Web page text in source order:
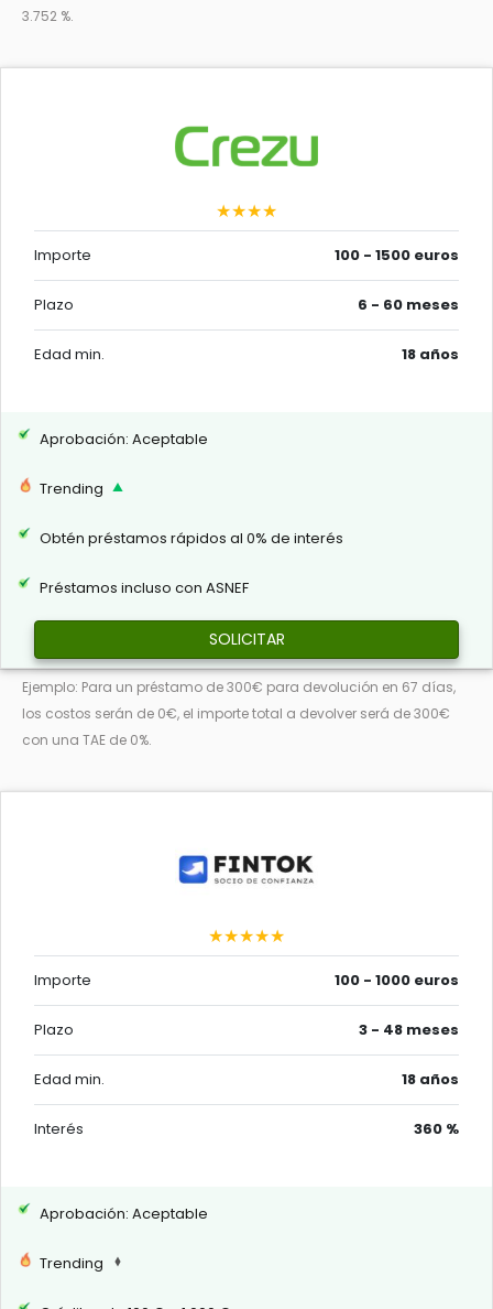
3.752 %.
★★★★
Importe 100 - 1500 euros
Plazo 6 - 60 meses
Edad min. 18 años
Aprobación: Aceptable
Trending
Obtén préstamos rápidos al 0% de interés
Préstamos incluso con ASNEF
SOLICITAR
Ejemplo: Para un préstamo de 300€ para devolución en 67 días,
los costos serán de 0€, el importe total a devolver será de 300€
con una TAE de 0%.
★★★★★
Importe 100 - 1000 euros
Plazo 3 - 48 meses
Edad min. 18 años
Interés 360 %
Aprobación: Aceptable
Trending